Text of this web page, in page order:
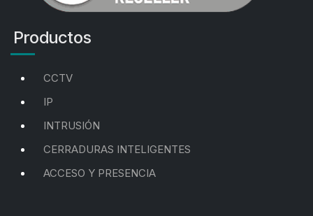
Productos
CCTV
IP
INTRUSIÓN
CERRADURAS INTELIGENTES
ACCESO Y PRESENCIA